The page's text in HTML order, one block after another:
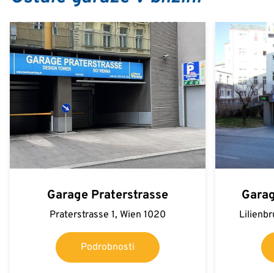
Garage Praterstrasse
Praterstrasse 1, Wien 1020
Podrobnosti